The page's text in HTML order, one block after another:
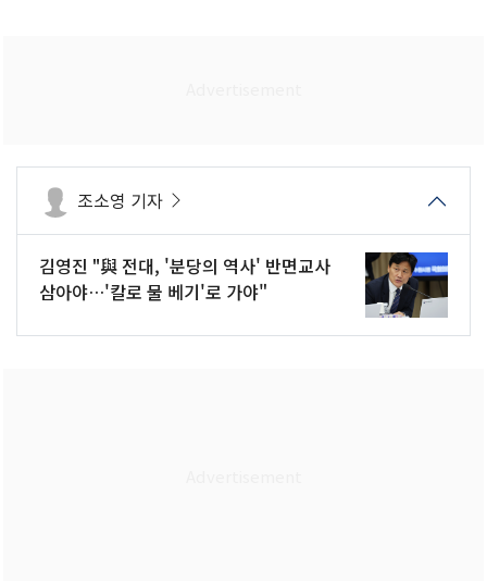
조소영 기자
김영진 "與 전대, '분당의 역사' 반면교사
삼아야…'칼로 물 베기'로 가야"